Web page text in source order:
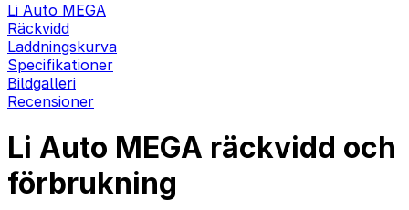
Li Auto MEGA
Räckvidd
Laddningskurva
Specifikationer
Bildgalleri
Recensioner
Li Auto MEGA räckvidd och
förbrukning